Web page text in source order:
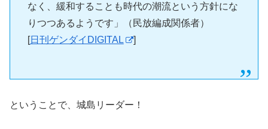
なく、緩和することも時代の潮流という方針にな
りつつあるようです」（民放編成関係者）
[日刊ゲンダイDIGITAL ]
ということで、城島リーダー！